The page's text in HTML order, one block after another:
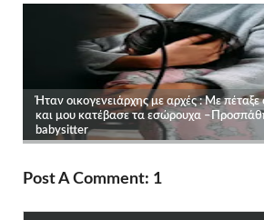
Post A Comment: 1